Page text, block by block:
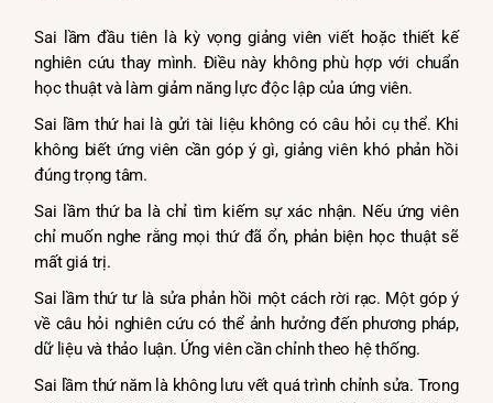
Sai lầm đầu tiên là kỳ vọng giảng viên viết hoặc thiết kế
nghiên cứu thay mình. Điều này không phù hợp với chuẩn
học thuật và làm giảm năng lực độc lập của ứng viên.
Sai lầm thứ hai là gửi tài liệu không có câu hỏi cụ thể. Khi
không biết ứng viên cần góp ý gì, giảng viên khó phản hồi
đúng trọng tâm.
Sai lầm thứ ba là chỉ tìm kiếm sự xác nhận. Nếu ứng viên
chỉ muốn nghe rằng mọi thứ đã ổn, phản biện học thuật sẽ
mất giá trị.
Sai lầm thứ tư là sửa phản hồi một cách rời rạc. Một góp ý
về câu hỏi nghiên cứu có thể ảnh hưởng đến phương pháp,
dữ liệu và thảo luận. Ứng viên cần chỉnh theo hệ thống.
Sai lầm thứ năm là không lưu vết quá trình chỉnh sửa. Trong